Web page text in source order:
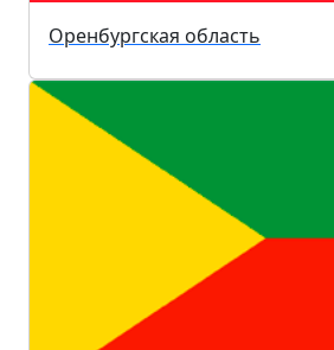
Оренбургская область